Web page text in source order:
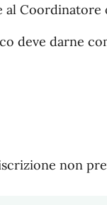
al Coordinatore
deve darne
non